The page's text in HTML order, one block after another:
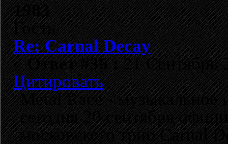
1983
Гость
Re: Carnal Decay
«Ответ #36 :21 Сентябрь
Цитировать
Metal Race - музыкальное
сегодня 20 сентября
московского трио Carnal